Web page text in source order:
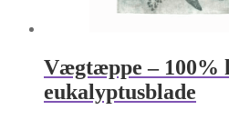
Vægtæppe – 100%
eukalyptusblade